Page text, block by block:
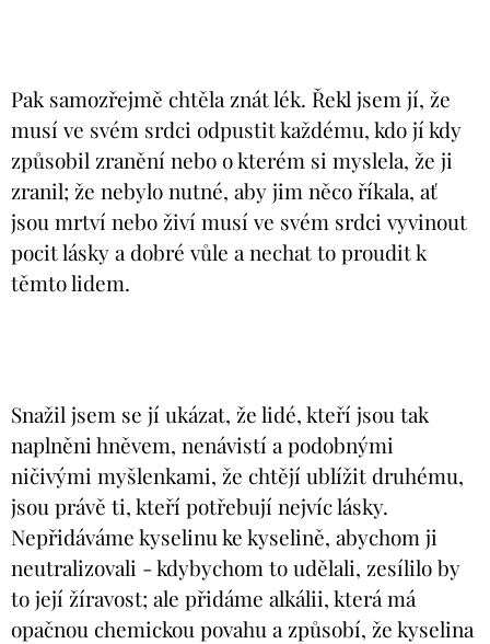
Pak samozřejmě chtěla znát lék. Řekl jsem jí, že
musí ve svém srdci odpustit každému, kdo jí kdy
způsobil zranění nebo o kterém si myslela, že ji
zranil; že nebylo nutné, aby jim něco říkala, ať
jsou mrtví nebo živí musí ve svém srdci vyvinout
pocit lásky a dobré vůle a nechat to proudit k
těmto lidem.
Snažil jsem se jí ukázat, že lidé, kteří jsou tak
naplněni hněvem, nenávistí a podobnými
ničivými myšlenkami, že chtějí ublížit druhému,
jsou právě ti, kteří potřebují nejvíc lásky.
Nepřidáváme kyselinu ke kyselině, abychom ji
neutralizovali - kdybychom to udělali, zesílilo by
to její žíravost; ale přidáme alkálii, která má
opačnou chemickou povahu a způsobí, že kyselina